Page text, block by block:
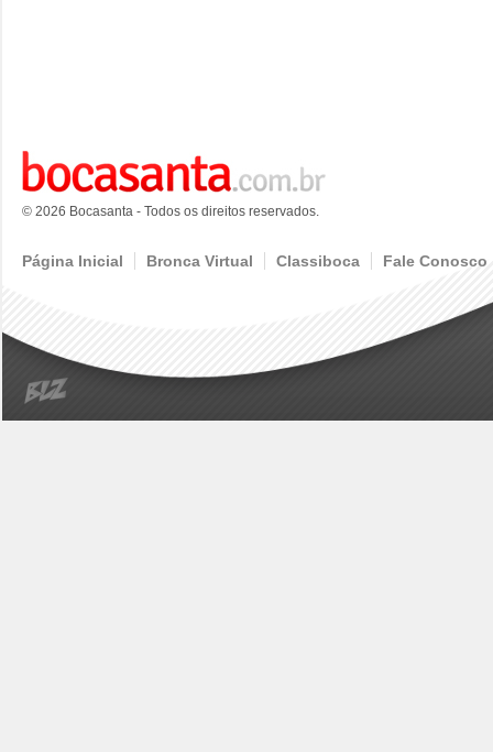
© 2026 Bocasanta - Todos os direitos reservados.
Página Inicial Bronca Virtual Classiboca Fale Conosco